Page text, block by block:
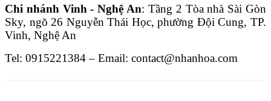
Chi nhánh Vinh - Nghệ An: Tầng 2 Tòa nhà Sài Gòn
Sky, ngõ 26 Nguyễn Thái Học, phường Đội Cung, TP.
Vinh, Nghệ An
Tel: 0915221384 – Email: contact@nhanhoa.com